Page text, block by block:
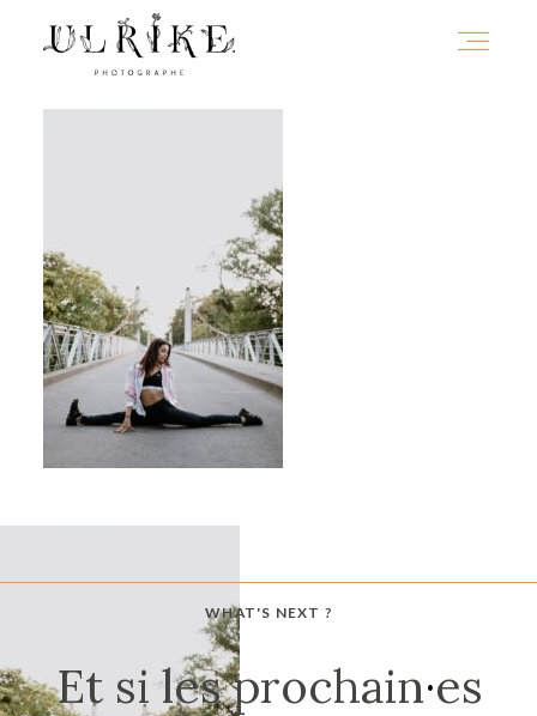
WHAT'S NEXT ?
Et si les prochain·es
A PROPOS
PORTFOLIO
INFOS
JOURNAL
CONTACT